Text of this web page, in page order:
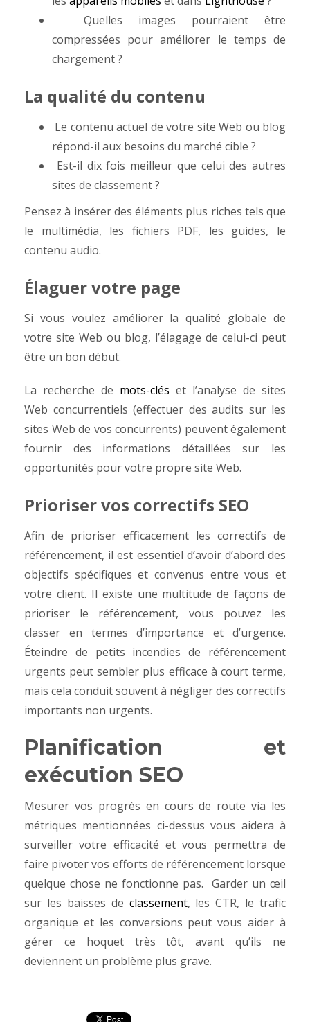
Quelles images pourraient être
compressées pour améliorer le temps de
chargement ?
La qualité du contenu
Le contenu actuel de votre site Web ou blog
répond-il aux besoins du marché cible ?
Est-il dix fois meilleur que celui des autres
sites de classement ?
Pensez à insérer des éléments plus riches tels que
le multimédia, les fichiers PDF, les guides, le
contenu audio.
Élaguer votre page
Si vous voulez améliorer la qualité globale de
votre site Web ou blog, l’élagage de celui-ci peut
être un bon début.
La recherche de mots-clés et l’analyse de sites
Web concurrentiels (effectuer des audits sur les
sites Web de vos concurrents) peuvent également
fournir des informations détaillées sur les
opportunités pour votre propre site Web.
Prioriser vos correctifs SEO
Afin de prioriser efficacement les correctifs de
référencement, il est essentiel d’avoir d’abord des
objectifs spécifiques et convenus entre vous et
votre client. Il existe une multitude de façons de
prioriser le référencement, vous pouvez les
classer en termes d’importance et d’urgence.
Éteindre de petits incendies de référencement
urgents peut sembler plus efficace à court terme,
mais cela conduit souvent à négliger des correctifs
importants non urgents.
Planification et
exécution SEO
Mesurer vos progrès en cours de route via les
métriques mentionnées ci-dessus vous aidera à
surveiller votre efficacité et vous permettra de
faire pivoter vos efforts de référencement lorsque
quelque chose ne fonctionne pas. Garder un œil
sur les baisses de classement, les CTR, le trafic
organique et les conversions peut vous aider à
gérer ce hoquet très tôt, avant qu’ils ne
deviennent un problème plus grave.